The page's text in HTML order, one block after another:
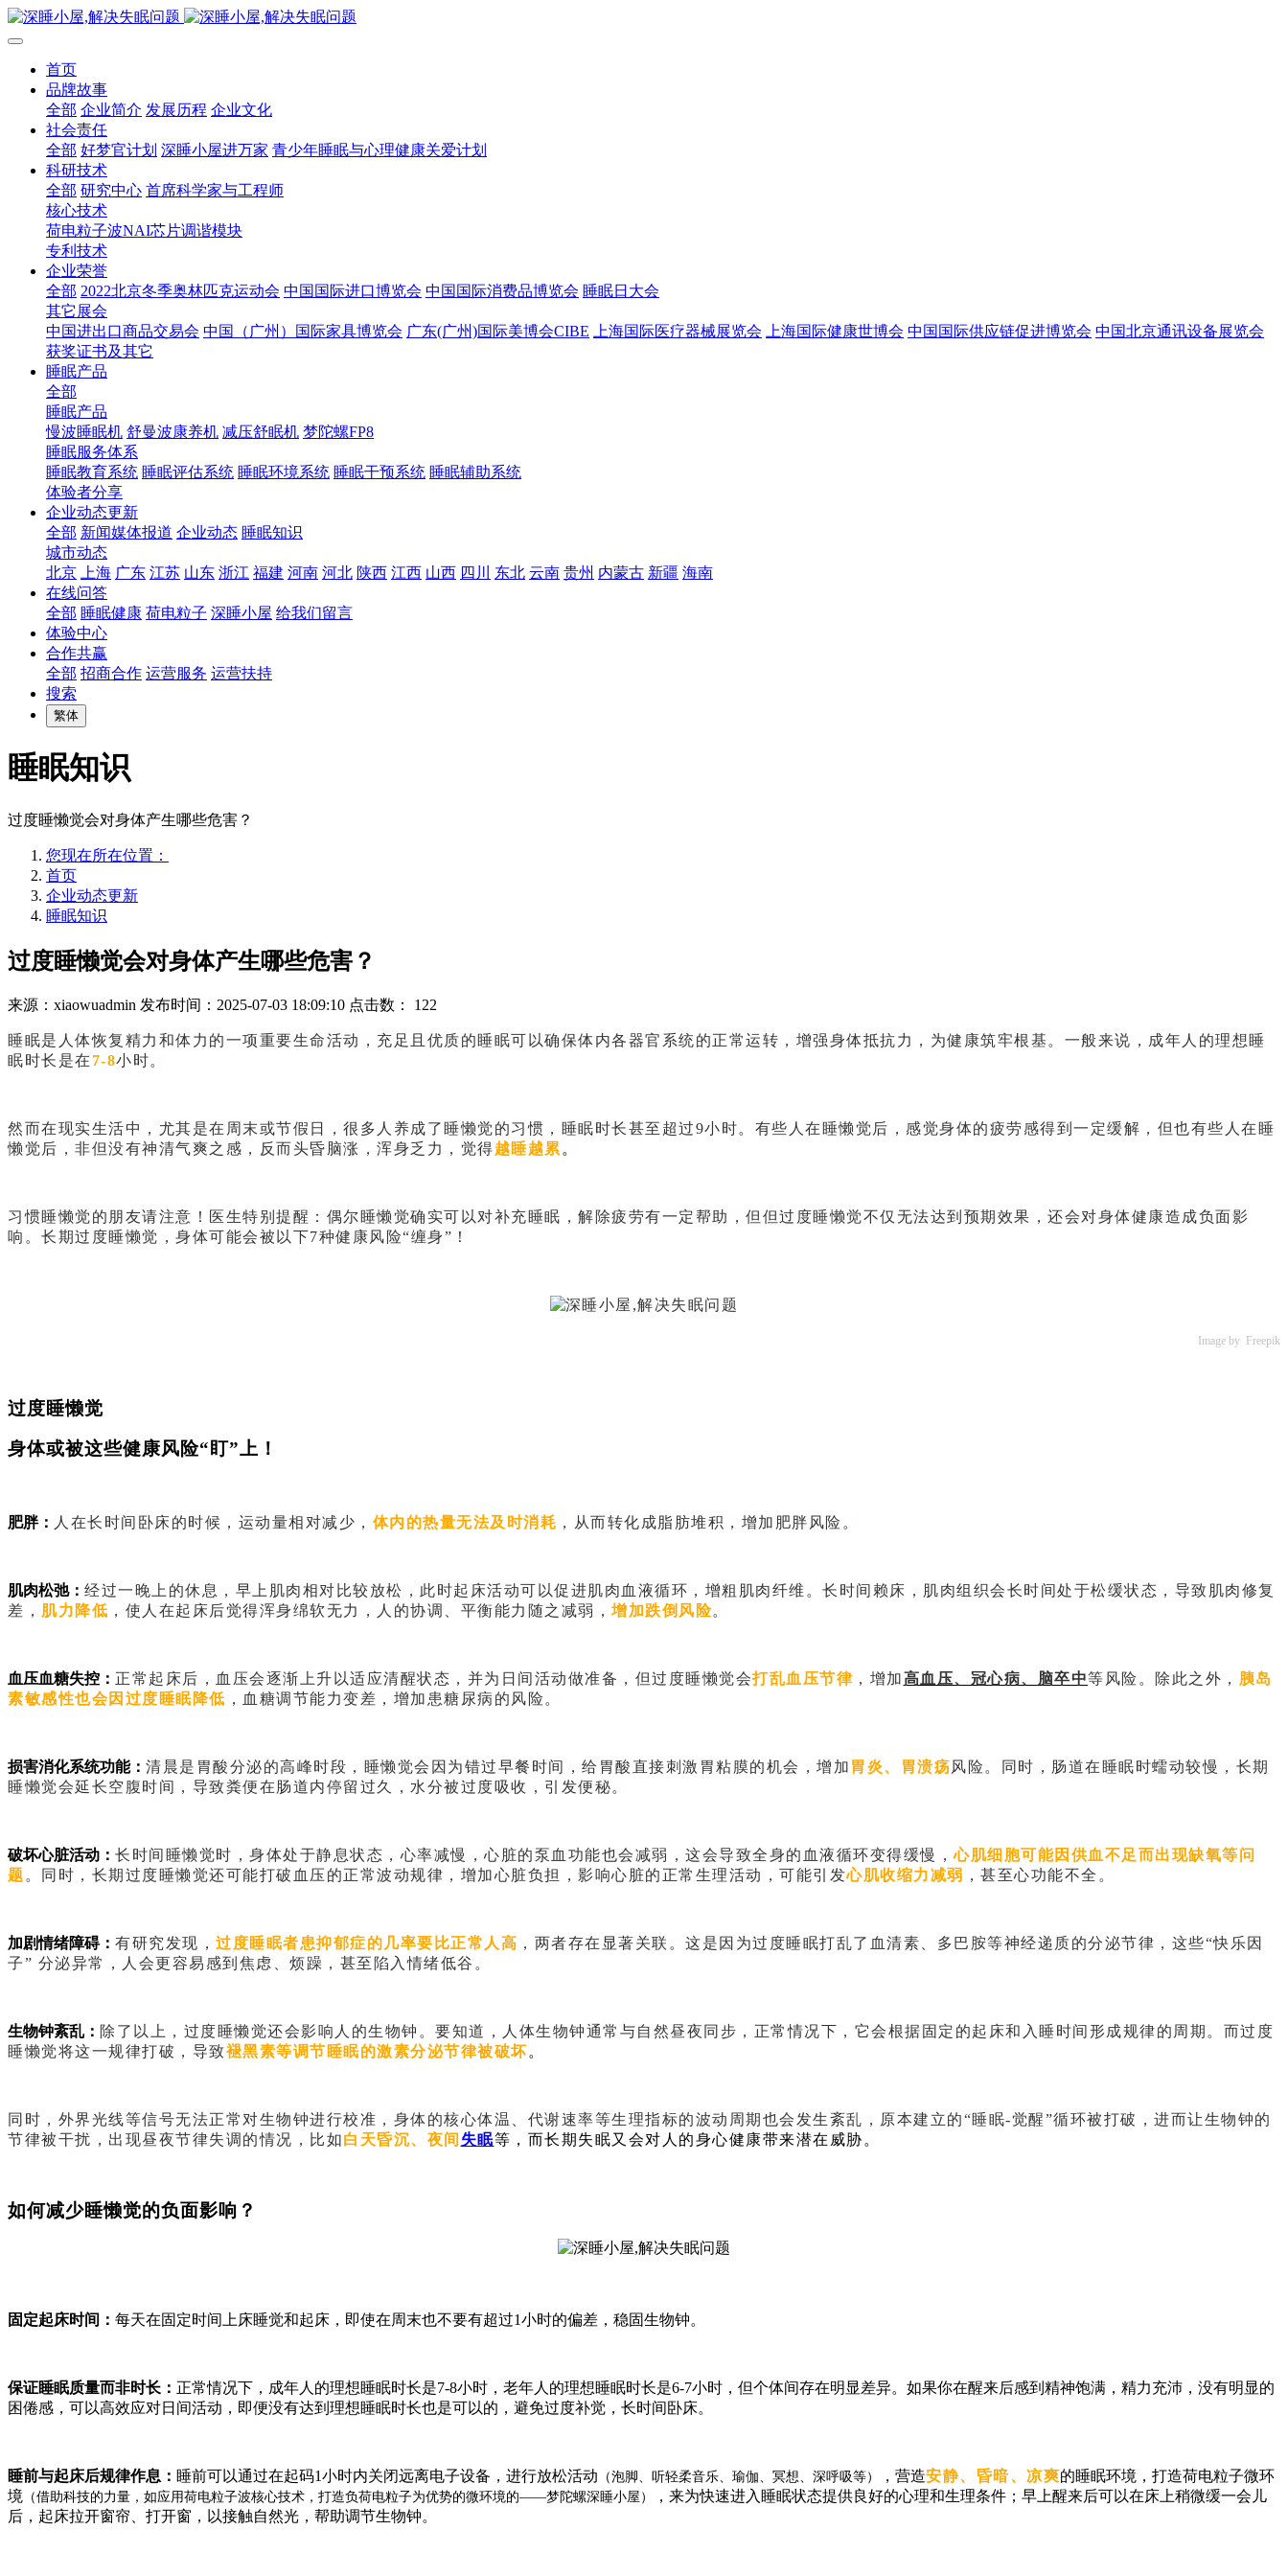
首页
品牌故事
全部 企业简介 发展历程 企业文化
社会责任
全部 好梦官计划 深睡小屋进万家 青少年睡眠与心理健康关爱计划
科研技术
全部 研究中心 首席科学家与工程师
核心技术
荷电粒子波NAI芯片调谐模块
专利技术
企业荣誉
全部 2022北京冬季奥林匹克运动会 中国国际进口博览会 中国国际消费品博览会 睡眠日大会
其它展会
中国进出口商品交易会 中国（广州）国际家具博览会 广东(广州)国际美博会CIBE 上海国际医疗器械展览会 上海国际健康世博会 中国国际供应链促进博览会 中国北京通讯设备展览会
获奖证书及其它
睡眠产品
全部
睡眠产品
慢波睡眠机 舒曼波康养机 减压舒眠机 梦陀螺FP8
睡眠服务体系
睡眠教育系统 睡眠评估系统 睡眠环境系统 睡眠干预系统 睡眠辅助系统
体验者分享
企业动态更新
全部 新闻媒体报道 企业动态 睡眠知识
城市动态
北京
上海 广东 江苏 山东 浙江 福建 河南 河北 陕西 江西 山西 四川 东北 云南 贵州 内蒙古 新疆 海南
在线问答
全部 睡眠健康 荷电粒子 深睡小屋 给我们留言
体验中心
合作共赢
全部 招商合作 运营服务 运营扶持
搜索
繁体
睡眠知识
过度睡懒觉会对身体产生哪些危害？
您现在所在位置：
首页
企业动态更新
睡眠知识
过度睡懒觉会对身体产生哪些危害？
来源：xiaowuadmin 发布时间：2025-07-03 18:09:10 点击数： 122
睡眠是人体恢复精力和体力的一项重要生命活动，充足且优质的睡眠可以确保体内各器官系统的正常运转，增强身体抵抗力，为健康筑牢根基。一般来说，成年人的理想睡
眠时长是在 7-8小时。
然而在现实生活中，尤其是在周末或节假日，很多人养成了睡懒觉的习惯，睡眠时长甚至超过9小时。有些人在睡懒觉后，感觉身体的疲劳感得到一定缓解，但也有些人在睡
懒觉后，非但没有神清气爽之感，反而头昏脑涨，浑身乏力，觉得越睡越累 。
习惯睡懒觉的朋友请注意！医生特别提醒：偶尔睡懒觉确实可以对补充睡眠，解除疲劳有一定帮助，但但过度睡懒觉不仅无法达到预期效果，还会对身体健康造成负面影
响。长期过度睡懒觉，身体可能会被以下7种健康风险“缠身”！
Image by Freepik
过度睡懒觉
身体或被这些健康风险“盯”上！
肥胖： 人在长时间卧床的时候，运动量相对减少， 体内的热量无法及时消耗 ，从而转化成脂肪堆积，增加肥胖风险。
肌肉松弛： 经过一晚上的休息，早上肌肉相对比较放松，此时起床活动可以促进肌肉血液循环，增粗肌肉纤维。长时间赖床，肌肉组织会长时间处于松缓状态，导致肌肉修复
差， 肌力降低 ，使人在起床后觉得浑身绵软无力，人的协调、平衡能力随之减弱， 增加跌倒风险。
血压血糖失控： 正常起床后，血压会逐渐上升以适应清醒状态，并为日间活动做准备，但过度睡懒觉会打乱血压节律 ，增加高血压、冠心病、脑卒中等风险。除此之外， 胰岛
素敏感性也会因过度睡眠降低 ，血糖调节能力变差，增加患糖尿病的风险。
损害消化系统功能： 清晨是胃酸分泌的高峰时段，睡懒觉会因为错过早餐时间，给胃酸直接刺激胃粘膜的机会，增加 胃炎、胃溃疡风险。同时，肠道在睡眠时蠕动较慢，长期
睡懒觉会延长空腹时间，导致粪便在肠道内停留过久，水分被过度吸收，引发便秘。
破坏心脏活动： 长时间睡懒觉时，身体处于静息状态，心率减慢，心脏的泵血功能也会减弱，这会导致全身的血液循环变得缓慢，心肌细胞可能因供血不足而出现缺氧等问
题 。同时，长期过度睡懒觉还可能打破血压的正常波动规律，增加心脏负担，影响心脏的正常生理活动，可能引发心肌收缩力减弱 ，甚至心功能不全。
加剧情绪障碍： 有研究发现， 过度睡眠者患抑郁症的几率要比正常人高 ，两者存在显著关联。这是因为过度睡眠打乱了血清素、多巴胺等神经递质的分泌节律，这些“快乐因
子” 分泌异常，人会更容易感到焦虑、烦躁，甚至陷入情绪低谷。
生物钟紊乱： 除了以上，过度睡懒觉还会影响人的生物钟。要知道，人体生物钟通常与自然昼夜同步，正常情况下，它会根据固定的起床和入睡时间形成规律的周期。而过度
睡懒觉将这一规律打破，导致褪黑素等调节睡眠的激素分泌节律被破坏 。
同时，外界光线等信号无法正常对生物钟进行校准，身体的核心体温、代谢速率等生理指标的波动周期也会发生紊乱，原本建立的“睡眠-觉醒”循环被打破，进而让生物钟的
节律被干扰，出现昼夜节律失调的情况，比如白天昏沉、夜间 失眠等，而长期失眠又会对人的身心健康带来潜在威胁。
如何减少睡懒觉的负面影响？
固定起床时间： 每天在固定时间上床睡觉和起床，即使在周末也不要有超过1小时的偏差，稳固生物钟。
保证睡眠质量而非时长： 正常情况下，成年人的理想睡眠时长是7-8小时，老年人的理想睡眠时长是6-7小时，但个体间存在明显差异。如果你在醒来后感到精神饱满，精力充沛，没有明显的
困倦感，可以高效应对日间活动，即便没有达到理想睡眠时长也是可以的，避免过度补觉，长时间卧床。
睡前与起床后规律作息： 睡前可以通过在起码1小时内关闭远离电子设备，进行放松活动 （泡脚、听轻柔音乐、瑜伽、冥想、深呼吸等） ，营造安静、昏暗、凉爽的睡眠环境，打造荷电粒子微环
境 （借助科技的力量，如应用荷电粒子波核心技术，打造负荷电粒子为优势的微环境的——梦陀螺深睡小屋）
，来为快速进入睡眠状态提供良好的心理和生理条件；早上醒来后可以在床上稍微缓一会儿
后，起床拉开窗帘、打开窗，以接触自然光，帮助调节生物钟。